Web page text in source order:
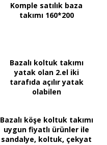
Komple satılık baza
takımı 160*200
Bazalı koltuk takımı
yatak olan 2.el iki
tarafıda açılır yatak
olabilen
Bazalı köşe koltuk takımı
uygun fiyatlı ürünler ile
sandalye, koltuk, çekyat